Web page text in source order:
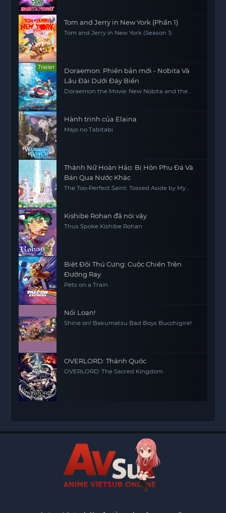
Tom and Jerry in New York (Phần 1)
Tom and Jerry in New York (Season 1)
Trailer
Doraemon: Phiên bản mới - Nobita Và
Lâu Đài Dưới Đáy Biển
Doraemon the Movie: New Nobita and the
Hành trình của Elaina
Majo no Tabitabi
Thánh Nữ Hoàn Hảo: Bị Hôn Phu Đá Và
Bán Qua Nước Khác
The Too-Perfect Saint: Tossed Aside by My
Kishibe Rohan đã nói vậy
Thus Spoke Kishibe Rohan
Biệt Đội Thú Cưng: Cuộc Chiến Trên
Đường Ray
Pets on a Train
Nổi Loạn!
Shine on! Bakumatsu Bad Boys Bucchigire!
OVERLORD: Thánh Quốc
OVERLORD: The Sacred Kingdom